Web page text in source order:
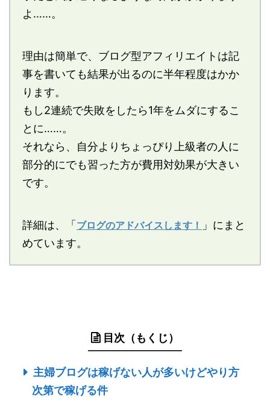
よ……。
理由は簡単で、ブログ型アフィリエイトは記
事を書いても結果が出るのに半年程度はかか
ります。
もし2連続で失敗をしたら1年をムダにするこ
とに……。
それなら、自分よりちょっぴり上級者の人に
部分的にでも習った方が費用対効果が大きい
です。
詳細は、「ブログのアドバイスします！ 」にまと
めています。
目次（もくじ）
主婦ブログは稼げない人が多いけどやり方
次第で稼げる件